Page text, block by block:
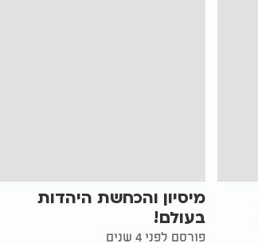
מיסיון והכחשת היהדות
בעולם!
פורסם לפני 4 שנים